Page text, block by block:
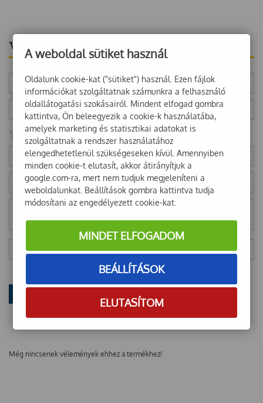
Vélemények Eddigi értékelések: 0
Még nincsenek vélemények ehhez a termékhez!
A weboldal sütiket használ
Oldalunk cookie-kat ("sütiket") használ. Ezen fájlok
információkat szolgáltatnak számunkra a felhasználó
oldallátogatási szokásairól. Mindent elfogad gombra
kattintva, Ön beleegyezik a cookie-k használatába,
amelyek marketing és statisztikai adatokat is
szolgáltatnak a rendszer használatához
elengedhetetlenül szükségeseken kívül. Amennyiben
minden cookie-t elutasít, akkor átirányítjuk a
google.com-ra, mert nem tudjuk megjeleníteni a
weboldalunkat. Beállítások gombra kattintva tudja
módosítani az engedélyezett cookie-kat.
MINDET ELFOGADOM
BEÁLLÍTÁSOK
ELUTASÍTOM